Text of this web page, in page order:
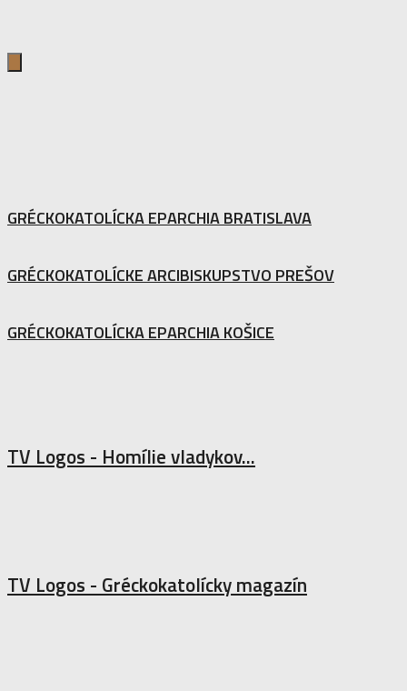
GRÉCKOKATOLÍCKA EPARCHIA BRATISLAVA
GRÉCKOKATOLÍCKE ARCIBISKUPSTVO PREŠOV
GRÉCKOKATOLÍCKA EPARCHIA KOŠICE
TV Logos - Homílie vladykov...
TV Logos - Gréckokatolícky magazín